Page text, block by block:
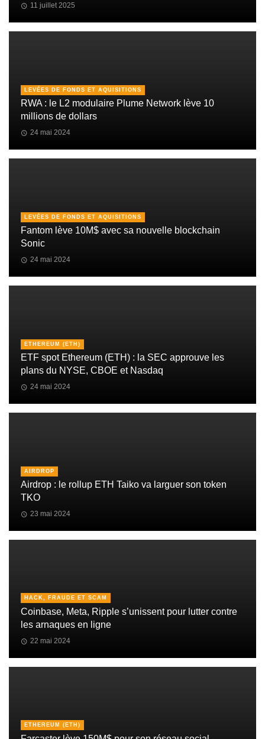
11 juillet 2025
LEVÉES DE FONDS ET AQUISITIONS
RWA : le L2 modulaire Plume Network lève 10
millions de dollars
24 mai 2024
LEVÉES DE FONDS ET AQUISITIONS
Fantom lève 10M$ avec sa nouvelle blockchain
Sonic
24 mai 2024
ETHEREUM (ETH)
ETF spot Ethereum (ETH) : la SEC approuve les
plans du NYSE, CBOE et Nasdaq
24 mai 2024
AIRDROP
Airdrop : le rollup ETH Taiko va larguer son token
TKO
23 mai 2024
HACK, FRAUDE ET SCAM
Coinbase, Meta, Ripple s’unissent pour lutter contre
les arnaques en ligne
22 mai 2024
ETHEREUM (ETH)